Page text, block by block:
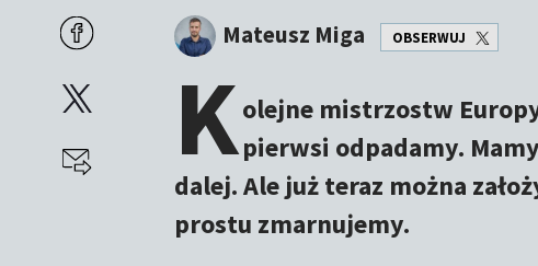
Mateusz Miga OBSERWUJ
Kolejne mistrzostw
pierwsi odpadamy.
dalej. Ale już teraz można
prostu zmarnujemy.